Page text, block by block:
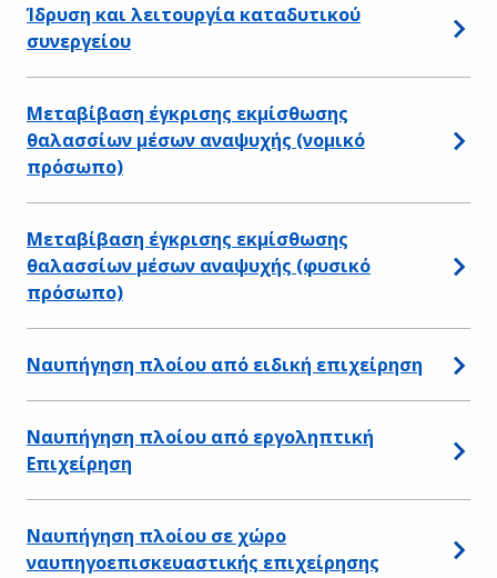
Ίδρυση και λειτουργία καταδυτικού
συνεργείου
Μεταβίβαση έγκρισης εκμίσθωσης
θαλασσίων μέσων αναψυχής (νομικό
πρόσωπο)
Μεταβίβαση έγκρισης εκμίσθωσης
θαλασσίων μέσων αναψυχής (φυσικό
πρόσωπο)
Ναυπήγηση πλοίου από ειδική επιχείρηση
Ναυπήγηση πλοίου από εργοληπτική
Επιχείρηση
Ναυπήγηση πλοίου σε χώρο
ναυπηγοεπισκευαστικής επιχείρησης